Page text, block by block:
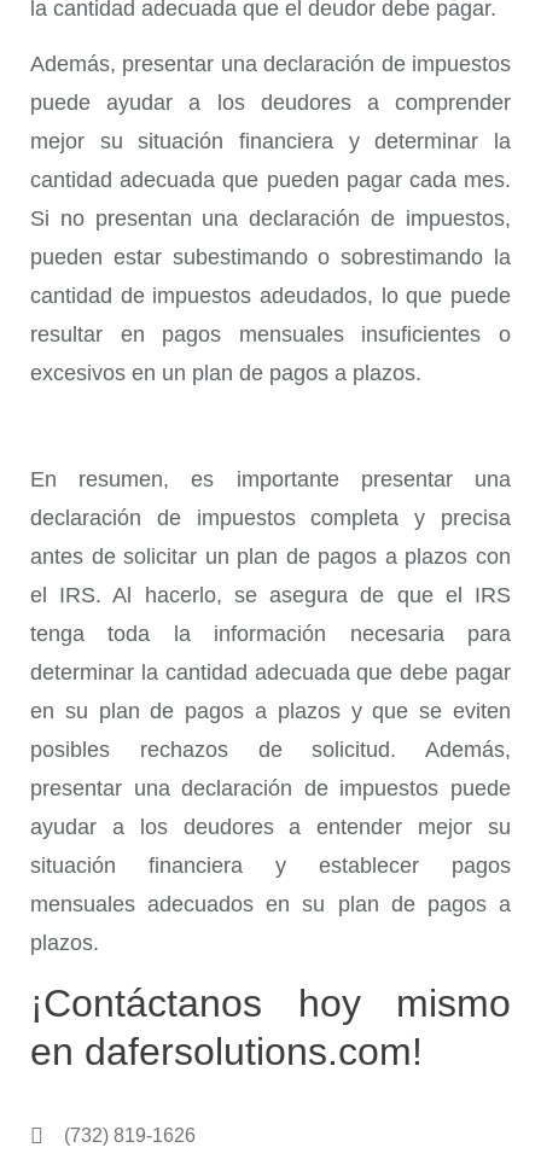
la cantidad adecuada que el deudor debe pagar.
Además, presentar una declaración de impuestos
puede ayudar a los deudores a comprender
mejor su situación financiera y determinar la
cantidad adecuada que pueden pagar cada mes.
Si no presentan una declaración de impuestos,
pueden estar subestimando o sobrestimando la
cantidad de impuestos adeudados, lo que puede
resultar en pagos mensuales insuficientes o
excesivos en un plan de pagos a plazos.
En resumen, es importante presentar una
declaración de impuestos completa y precisa
antes de solicitar un plan de pagos a plazos con
el IRS. Al hacerlo, se asegura de que el IRS
tenga toda la información necesaria para
determinar la cantidad adecuada que debe pagar
en su plan de pagos a plazos y que se eviten
posibles rechazos de solicitud. Además,
presentar una declaración de impuestos puede
ayudar a los deudores a entender mejor su
situación financiera y establecer pagos
mensuales adecuados en su plan de pagos a
plazos.
¡Contáctanos hoy mismo
en dafersolutions.com!
(732) 819-1626